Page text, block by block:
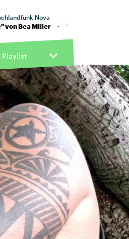
Nova
"Born To Lose" von Bea Miller
Playlist